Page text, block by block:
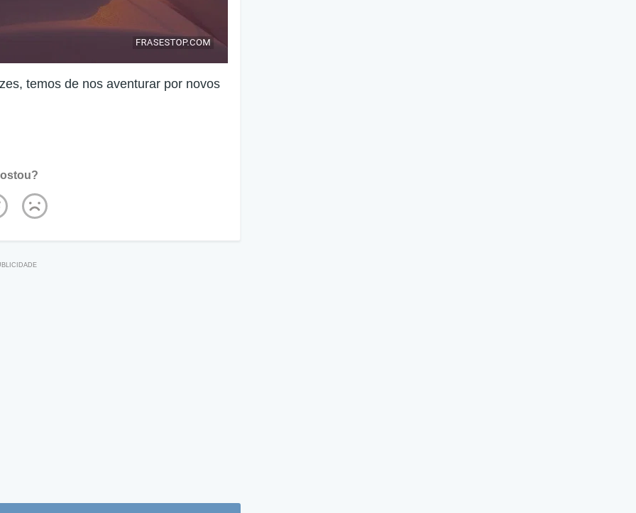
temos de nos aventurar por novos